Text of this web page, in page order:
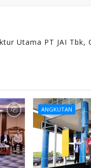
Utama PT JAI Tbk,
ANGKUTAN